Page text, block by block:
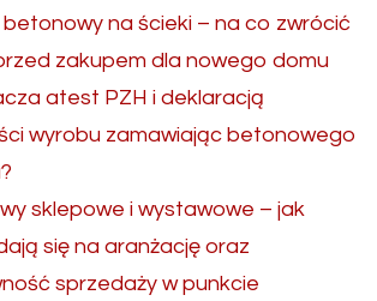
betonowy na ścieki – na co zwrócić
zakupem dla nowego domu
atest PZH i deklaracją
wyrobu zamawiając betonowego
sklepowe i wystawowe – jak
się na aranżację oraz
sprzedaży w punkcie